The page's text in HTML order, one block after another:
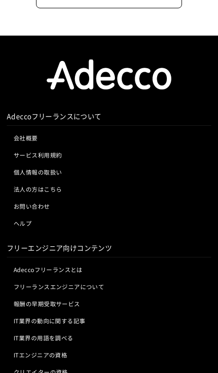
Adeccoフリーランスについて
会社概要
サービス利用規約
個人情報の取扱い
法人の方はこちら
お問い合わせ
ヘルプ
フリーエンジニア向けコンテンツ
Adeccoフリーランスとは
フリーランスエンジニアについて
報酬の早期受取サービス
IT業界の動向に関する記事
IT業界の用語を調べる
ITエンジニアの資格